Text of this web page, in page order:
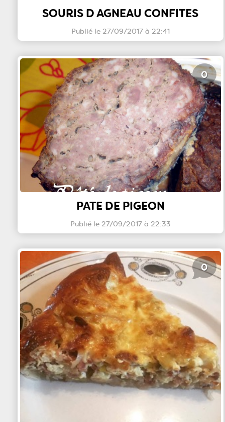
SOURIS D AGNEAU CONFITES
Publié le 27/09/2017 à 22:41
PATE DE PIGEON
Publié le 27/09/2017 à 22:33
0
0